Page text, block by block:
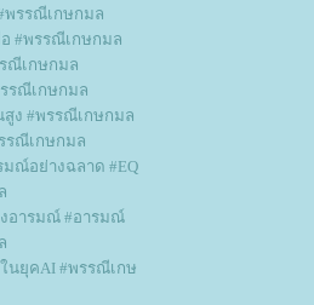
พรรณีเกษกมล
#พรรณีเกษกมล
ณีเกษกมล
รณีเกษกมล
สูง #พรรณีเกษกมล
รณีเกษกมล
มณ์อย่างฉลาด #EQ
งอารมณ์ #อารมณ์
นยุคAI #พรรณีเกษ